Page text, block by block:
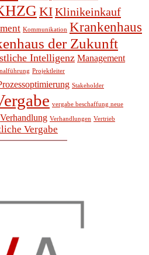
KIKlinikeinkauf
Kommunikation Krankenhaus
der Zukunft
Intelligenz Management
Projektleiter
Stakeholder
vergabe beschaffung neue
Verhandlung Verhandlungen Vertrieb
Vergabe